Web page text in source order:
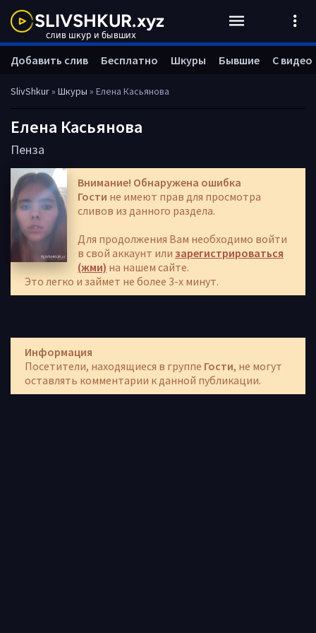
SlivShkur» Шкуры » Елена Касьянова
Елена Касьянова
Пенза
Внимание! Обнаружена ошибка
Гости не имеют прав для просмотра
сливов из данного раздела.
Для продолжения Вам необходимо войти
в свой аккаунт или зарегистрироваться
(жми) на нашем сайте.
Это легко и займет не более 3-х минут.
Информация
Посетители, находящиеся в группе Гости, не могут
оставлять комментарии к данной публикации.
Добавить слив Бесплатно Шкуры Бывшие С видео